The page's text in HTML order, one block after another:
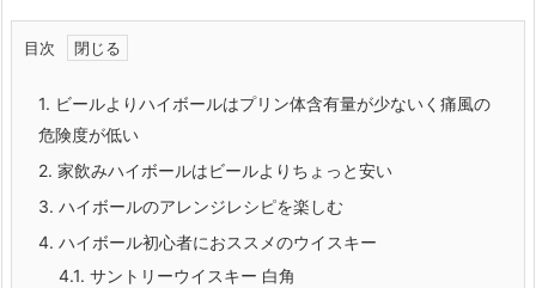
目次
1. ビールよりハイボールはプリン体含有量が少ないく痛風の
危険度が低い
2. 家飲みハイボールはビールよりちょっと安い
3. ハイボールのアレンジレシピを楽しむ
4. ハイボール初心者におススメのウイスキー
4.1. サントリーウイスキー 白角